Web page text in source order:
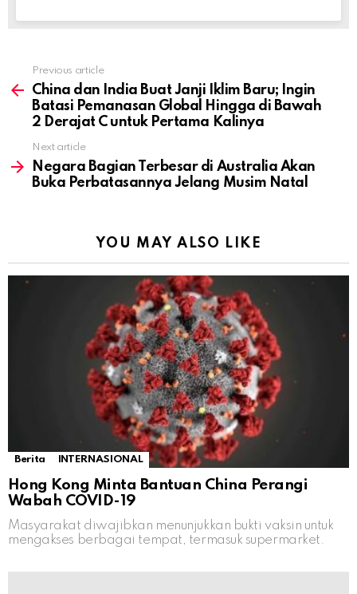
more
Previous article
China dan India Buat Janji Iklim Baru; Ingin
Batasi Pemanasan Global Hingga di Bawah
2 Derajat C untuk Pertama Kalinya
Next article
Negara Bagian Terbesar di Australia Akan
Buka Perbatasannya Jelang Musim Natal
YOU MAY ALSO LIKE
Berita INTERNASIONAL
Hong Kong Minta Bantuan China Perangi
Wabah COVID-19
Masyarakat diwajibkan menunjukkan bukti vaksin untuk
mengakses berbagai tempat, termasuk supermarket.